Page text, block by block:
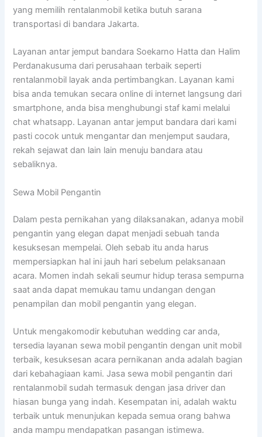
yang memilih rentalanmobil ketika butuh sarana
transportasi di bandara Jakarta.
Layanan antar jemput bandara Soekarno Hatta dan Halim
Perdanakusuma dari perusahaan terbaik seperti
rentalanmobil layak anda pertimbangkan. Layanan kami
bisa anda temukan secara online di internet langsung dari
smartphone, anda bisa menghubungi staf kami melalui
chat whatsapp. Layanan antar jemput bandara dari kami
pasti cocok untuk mengantar dan menjemput saudara,
rekah sejawat dan lain lain menuju bandara atau
sebaliknya.
Sewa Mobil Pengantin
Dalam pesta pernikahan yang dilaksanakan, adanya mobil
pengantin yang elegan dapat menjadi sebuah tanda
kesuksesan mempelai. Oleh sebab itu anda harus
mempersiapkan hal ini jauh hari sebelum pelaksanaan
acara. Momen indah sekali seumur hidup terasa sempurna
saat anda dapat memukau tamu undangan dengan
penampilan dan mobil pengantin yang elegan.
Untuk mengakomodir kebutuhan wedding car anda,
tersedia layanan sewa mobil pengantin dengan unit mobil
terbaik, kesuksesan acara pernikanan anda adalah bagian
dari kebahagiaan kami. Jasa sewa mobil pengantin dari
rentalanmobil sudah termasuk dengan jasa driver dan
hiasan bunga yang indah. Kesempatan ini, adalah waktu
terbaik untuk menunjukan kepada semua orang bahwa
anda mampu mendapatkan pasangan istimewa.